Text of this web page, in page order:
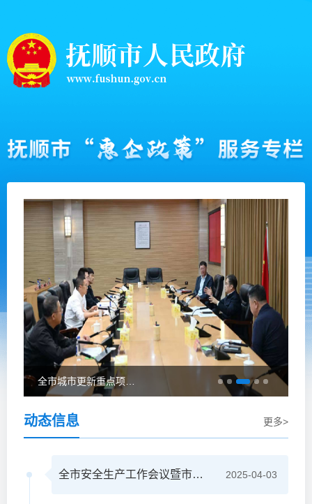
全市城市更新重点项目推进会议召开
动态信息 更多>
2025-04-03
全市安全生产工作会议暨市防灾减灾救灾委员会全体会议召开